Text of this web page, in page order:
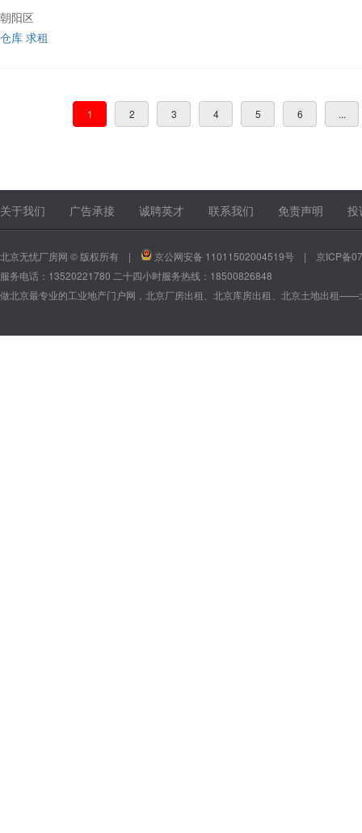
朝阳区
仓库 求租
1 2 3 4 5 6 ...
关于我们 广告承接 诚聘英才 联系我们 免责声明 投
北京无忧厂房网 © 版权所有 | 京公网安备 11011502004519号 | 京ICP备
服务电话：13520221780 二十四小时服务热线：18500826848
做北京最专业的工业地产门户网，北京厂房出租、北京库房出租、北京土地出租